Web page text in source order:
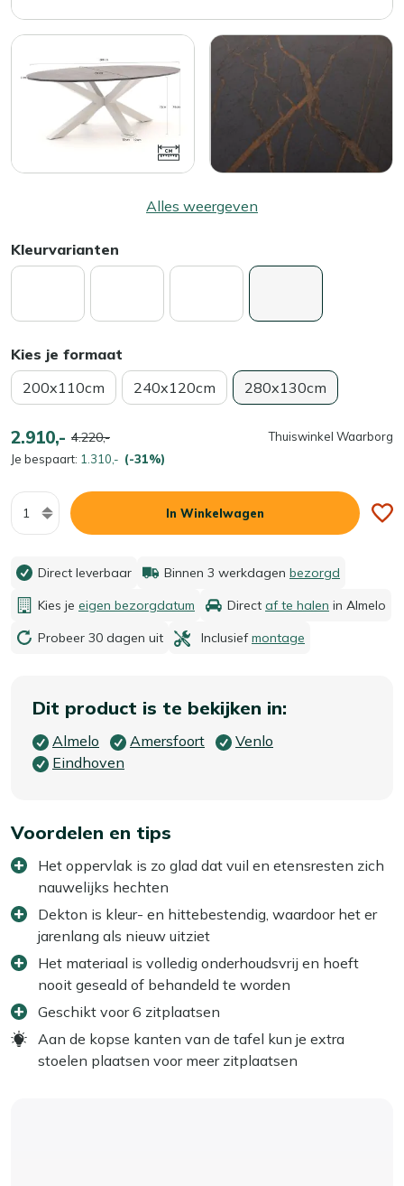
Alles weergeven
Kleurvarianten
Kies je formaat
200x110cm
240x120cm 280x130cm
2.910,- 4.220,-
Je bespaart: 1.310,- (-31%)
Thuiswinkel Waarborg
Aantal
In Winkelwagen
Direct leverbaar Binnen 3 werkdagen bezorgd
Kies je eigen bezorgdatum Direct af te halen in Almelo
Probeer 30 dagen uit
Inclusiefmontage
Dit product is te bekijken in:
Almelo Amersfoort
Venlo
Eindhoven
Voordelen en tips
Het oppervlak is zo glad dat vuil en etensresten zich
nauwelijks hechten
Dekton is kleur- en hittebestendig, waardoor het er
jarenlang als nieuw uitziet
Het materiaal is volledig onderhoudsvrij en hoeft
nooit geseald of behandeld te worden
Geschikt voor 6 zitplaatsen
Aan de kopse kanten van de tafel kun je extra
stoelen plaatsen voor meer zitplaatsen